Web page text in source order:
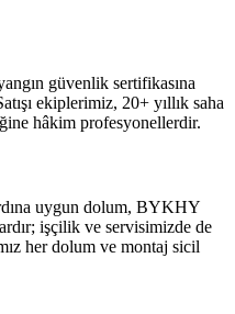
güvenlik sertifikasına
ekiplerimiz, 20+ yıllık saha
hâkim profesyonellerdir.
uygun dolum, BYKHY
işçilik ve servisimizde de
her dolum ve montaj sicil